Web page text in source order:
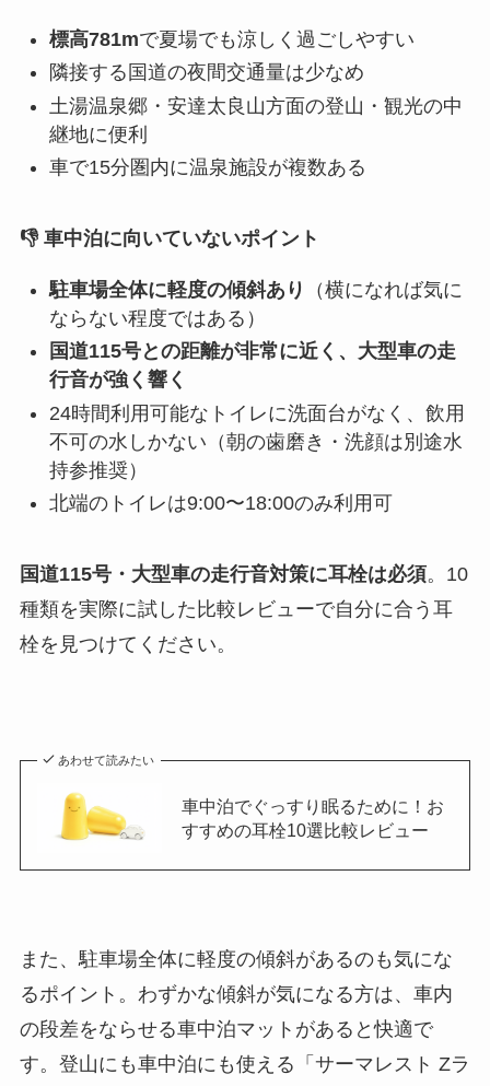
標高781mで夏場でも涼しく過ごしやすい
隣接する国道の夜間交通量は少なめ
土湯温泉郷・安達太良山方面の登山・観光の中
継地に便利
車で15分圏内に温泉施設が複数ある
👎 車中泊に向いていないポイント
駐車場全体に軽度の傾斜あり
（横になれば気に
ならない程度ではある）
国道115号との距離が非常に近く、大型車の走
行音が強く響く
24時間利用可能なトイレに洗面台がなく、飲用
不可の水しかない（朝の歯磨き・洗顔は別途水
持参推奨）
北端のトイレは9:00〜18:00のみ利用可
国道115号・大型車の走行音対策に耳栓は必須。10
種類を実際に試した比較レビューで自分に合う耳
栓を見つけてください。
あわせて読みたい
車中泊でぐっすり眠るために！お
すすめの耳栓10選比較レビュー
また、駐車場全体に軽度の傾斜があるのも気にな
るポイント。わずかな傾斜が気になる方は、車内
の段差をならせる車中泊マットがあると快適で
す。登山にも車中泊にも使える「サーマレスト Zラ